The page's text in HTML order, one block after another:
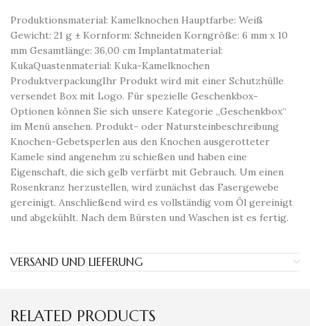
Produktionsmaterial: Kamelknochen Hauptfarbe: Weiß
Gewicht: 21 g ± Kornform: Schneiden Korngröße: 6 mm x 10
mm Gesamtlänge: 36,00 cm Implantatmaterial:
KukaQuastenmaterial: Kuka-Kamelknochen
ProduktverpackungIhr Produkt wird mit einer Schutzhülle
versendet Box mit Logo. Für spezielle Geschenkbox-
Optionen können Sie sich unsere Kategorie „Geschenkbox“
im Menü ansehen. Produkt- oder Natursteinbeschreibung
Knochen-Gebetsperlen aus den Knochen ausgerotteter
Kamele sind angenehm zu schießen und haben eine
Eigenschaft, die sich gelb verfärbt mit Gebrauch. Um einen
Rosenkranz herzustellen, wird zunächst das Fasergewebe
gereinigt. Anschließend wird es vollständig vom Öl gereinigt
und abgekühlt. Nach dem Bürsten und Waschen ist es fertig.
VERSAND UND LIEFERUNG
RELATED PRODUCTS